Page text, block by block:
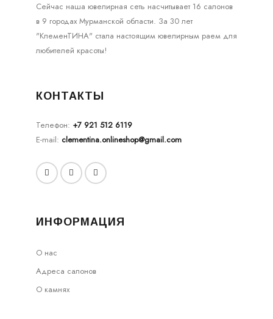
Сейчас наша ювелирная сеть насчитывает 16 салонов
в 9 городах Мурманской области. За 30 лет
"КлеменТИНА" стала настоящим ювелирным раем для
любителей красоты!
КОНТАКТЫ
Телефон: +7 921 512 6119
E-mail: clementina.onlineshop@gmail.com
ИНФОРМАЦИЯ
О нас
Адреса салонов
О камнях